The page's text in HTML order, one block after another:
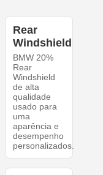
Rear
Windshield
BMW 20%
Rear
Windshield
de alta
qualidade
usado para
uma
aparência e
desempenho
personalizados.